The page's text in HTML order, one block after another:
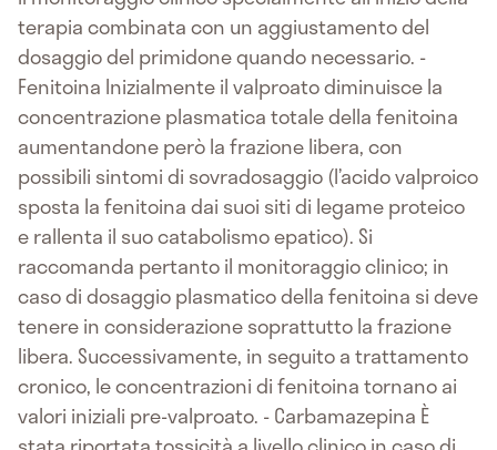
terapia combinata con un aggiustamento del
dosaggio del primidone quando necessario. -
Fenitoina Inizialmente il valproato diminuisce la
concentrazione plasmatica totale della fenitoina
aumentandone però la frazione libera, con
possibili sintomi di sovradosaggio (l’acido valproico
sposta la fenitoina dai suoi siti di legame proteico
e rallenta il suo catabolismo epatico). Si
raccomanda pertanto il monitoraggio clinico; in
caso di dosaggio plasmatico della fenitoina si deve
tenere in considerazione soprattutto la frazione
libera. Successivamente, in seguito a trattamento
cronico, le concentrazioni di fenitoina tornano ai
valori iniziali pre-valproato. - Carbamazepina È